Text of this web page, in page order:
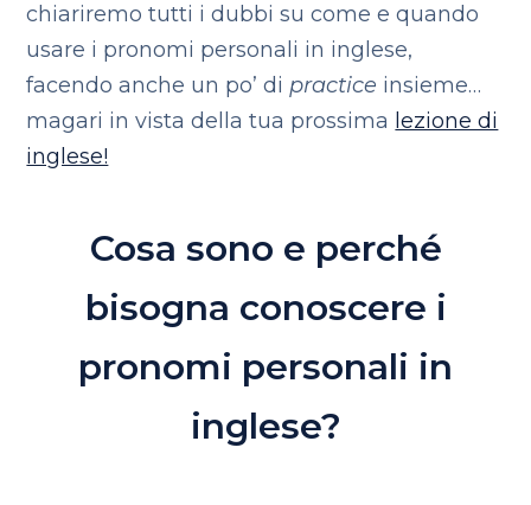
chiariremo tutti i dubbi su come e quando
usare i pronomi personali in inglese,
facendo anche un po’ di practice insieme…
magari in vista della tua prossima lezione di
inglese!
Cosa sono e perché
bisogna conoscere i
pronomi personali in
inglese?